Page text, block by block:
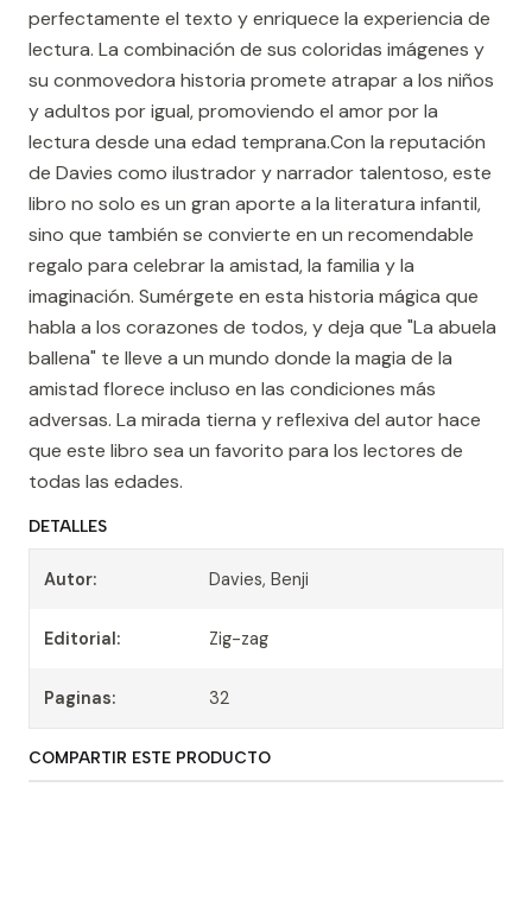
perfectamente el texto y enriquece la experiencia de
lectura. La combinación de sus coloridas imágenes y
su conmovedora historia promete atrapar a los niños
y adultos por igual, promoviendo el amor por la
lectura desde una edad temprana.Con la reputación
de Davies como ilustrador y narrador talentoso, este
libro no solo es un gran aporte a la literatura infantil,
sino que también se convierte en un recomendable
regalo para celebrar la amistad, la familia y la
imaginación. Sumérgete en esta historia mágica que
habla a los corazones de todos, y deja que "La abuela
ballena" te lleve a un mundo donde la magia de la
amistad florece incluso en las condiciones más
adversas. La mirada tierna y reflexiva del autor hace
que este libro sea un favorito para los lectores de
todas las edades.
DETALLES
Autor: Davies, Benji
Editorial: Zig-zag
Paginas: 32
COMPARTIR ESTE PRODUCTO